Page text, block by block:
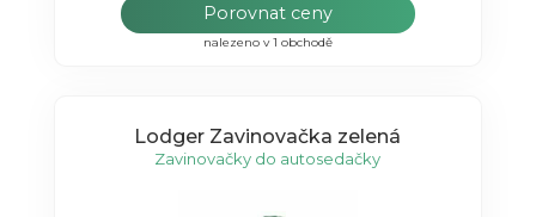
Porovnat ceny
nalezeno v 1 obchodě
Lodger Zavinovačka zelená
Zavinovačky do autosedačky